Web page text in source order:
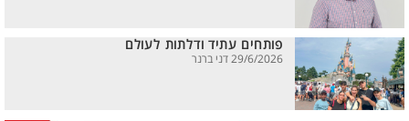
פותחים עתיד ודלתות לעולם
29/6/2026 דני ברנר